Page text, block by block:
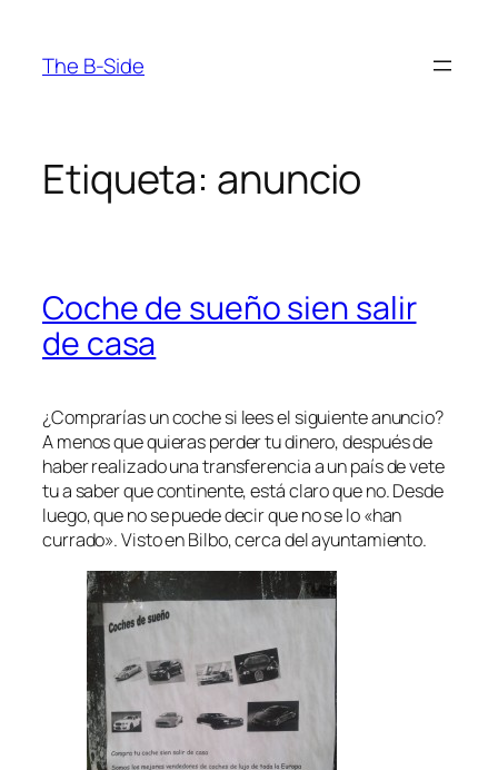
contenido
The B-Side
Etiqueta: anuncio
Coche de sueño sien salir
de casa
¿Comprarías un coche si lees el siguiente anuncio?
A menos que quieras perder tu dinero, después de
haber realizado una transferencia a un país de vete
tu a saber que continente, está claro que no. Desde
luego, que no se puede decir que no se lo «han
currado». Visto en Bilbo, cerca del ayuntamiento.